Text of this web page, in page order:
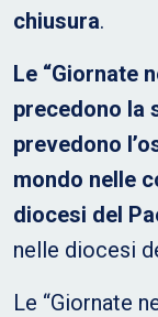
chiusura.
Le “Giornate
precedono la
prevedono
mondo nelle
diocesi del
nelle diocesi
Le “Giornate